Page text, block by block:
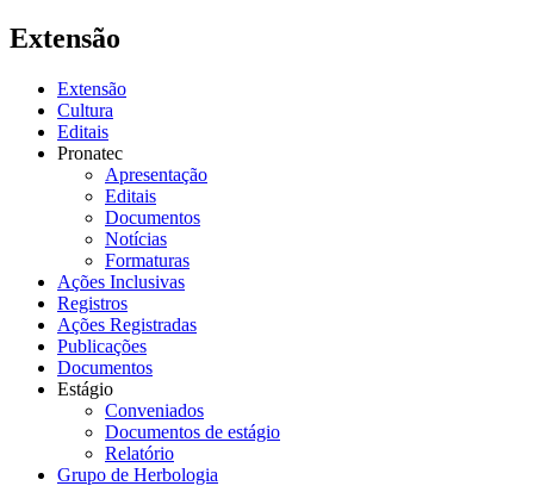
Extensão
Extensão
Cultura
Editais
Pronatec
Apresentação
Editais
Documentos
Notícias
Formaturas
Ações Inclusivas
Registros
Ações Registradas
Publicações
Documentos
Estágio
Conveniados
Documentos de estágio
Relatório
Grupo de Herbologia